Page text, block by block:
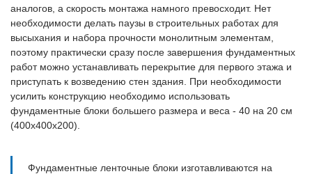
аналогов, а скорость монтажа намного превосходит. Нет
необходимости делать паузы в строительных работах для
высыхания и набора прочности монолитным элементам,
поэтому практически сразу после завершения фундаментных
работ можно устанавливать перекрытие для первого этажа и
приступать к возведению стен здания. При необходимости
усилить конструкцию необходимо использовать
фундаментные блоки большего размера и веса - 40 на 20 см
(400х400х200).
Фундаментные ленточные блоки изготавливаются на